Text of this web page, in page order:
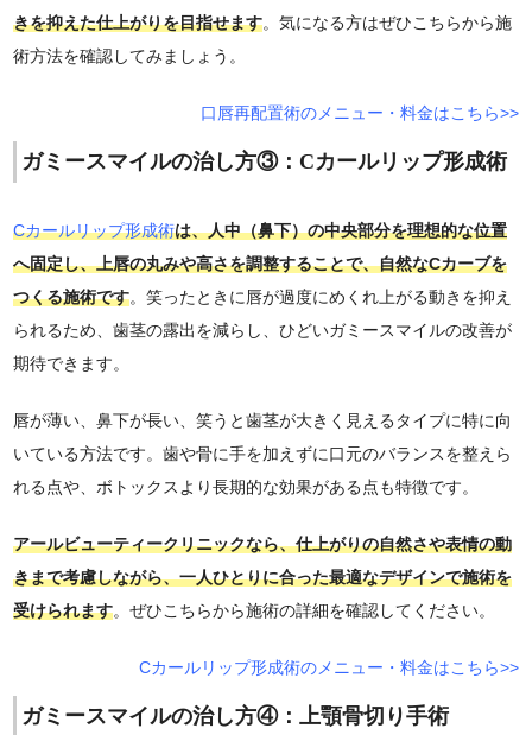
きを抑えた仕上がりを目指せます。気になる方はぜひこちらから施
術方法を確認してみましょう。
口唇再配置術のメニュー・料金はこちら>>
ガミースマイルの治し方③：Cカールリップ形成術
Cカールリップ形成術は、人中（鼻下）の中央部分を理想的な位置
へ固定し、上唇の丸みや高さを調整することで、自然なCカーブを
つくる施術です。笑ったときに唇が過度にめくれ上がる動きを抑え
られるため、歯茎の露出を減らし、ひどいガミースマイルの改善が
期待できます。
唇が薄い、鼻下が長い、笑うと歯茎が大きく見えるタイプに特に向
いている方法です。歯や骨に手を加えずに口元のバランスを整えら
れる点や、ボトックスより長期的な効果がある点も特徴です。
アールビューティークリニックなら、仕上がりの自然さや表情の動
きまで考慮しながら、一人ひとりに合った最適なデザインで施術を
受けられます。ぜひこちらから施術の詳細を確認してください。
Cカールリップ形成術のメニュー・料金はこちら>>
ガミースマイルの治し方④：上顎骨切り手術